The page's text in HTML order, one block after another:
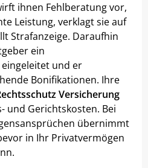
ihnen Fehlberatung vor,
Leistung, verklagt sie auf
Strafanzeige. Daraufhin
ein
und er
Bonifikationen. Ihre
Versicherung
und Gerichtskosten. Bei
übernimmt
in Ihr Privatvermögen